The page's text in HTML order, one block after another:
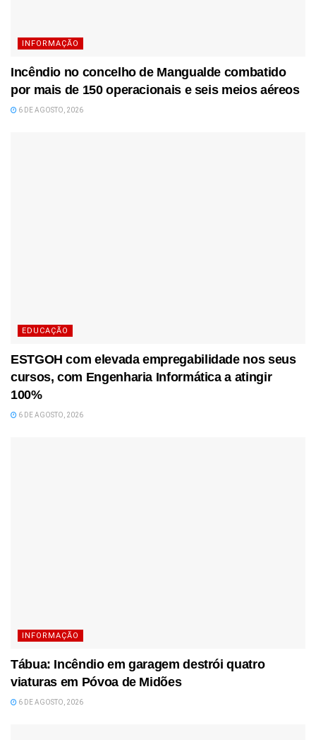
INFORMAÇÃO
Incêndio no concelho de Mangualde combatido
por mais de 150 operacionais e seis meios aéreos
6 DE AGOSTO, 2026
EDUCAÇÃO
ESTGOH com elevada empregabilidade nos seus
cursos, com Engenharia Informática a atingir
100%
6 DE AGOSTO, 2026
INFORMAÇÃO
Tábua: Incêndio em garagem destrói quatro
viaturas em Póvoa de Midões
6 DE AGOSTO, 2026